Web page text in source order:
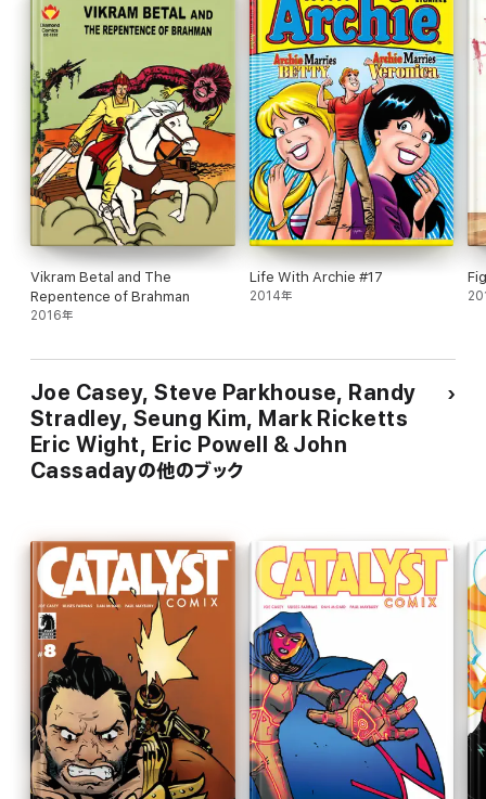
Vikram Betal and The
Repentence of Brahman
2016年
Life With Archie #17
2014年
Joe Casey, Steve Parkhouse, Randy
Stradley, Seung Kim, Mark Ricketts
Eric Wight, Eric Powell & John
Cassadayの他のブック